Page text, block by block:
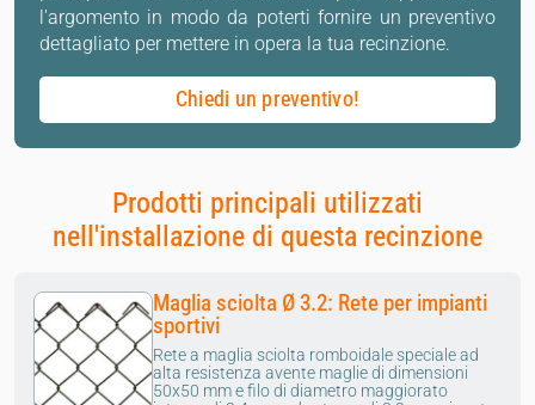
l'argomento in modo da poterti fornire un preventivo
dettagliato per mettere in opera la tua recinzione.
Chiedi un preventivo!
Prodotti principali utilizzati
nell'installazione di questa recinzione
Maglia sciolta Ø 3.2: Rete per impianti
sportivi
Rete a maglia sciolta romboidale speciale ad
alta resistenza avente maglie di dimensioni
50x50 mm e filo di diametro maggiorato